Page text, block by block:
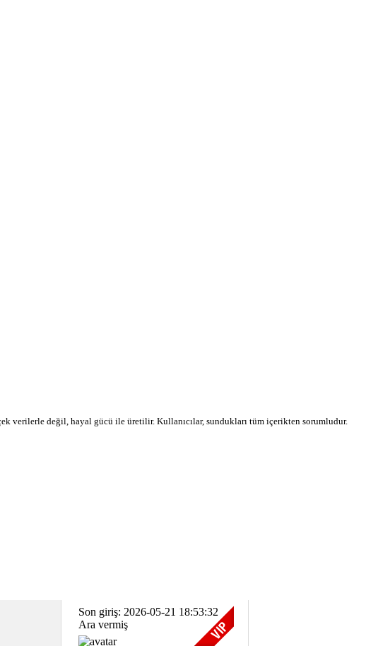
verilerle değil, hayal gücü ile üretilir. Kullanıcılar, sundukları tüm içerikten sorumludur.
Son giriş: 2026-05-21 18:53:32
Ara vermiş